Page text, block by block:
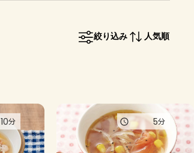
コンテンツ
レシピ
絞り込み 人気順
10分 5分